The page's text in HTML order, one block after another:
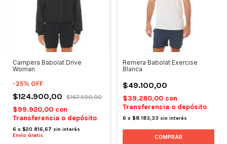
Campera Babolat Drive
Woman
-25% OFF
$124.900,00 $167.500,00
$99.920,00 con
Transferencia o depósito
6 x $20.816,67 sin interés
Envío Gratis
Remera Babolat Exercise
Blanca
$49.100,00
$39.280,00 con
Transferencia o depósito
6 x $8.183,33 sin interés
COMPRAR